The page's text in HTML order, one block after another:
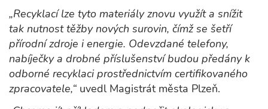
„Recyklací lze tyto materiály znovu využít a snížit
tak nutnost těžby nových surovin, čímž se šetří
přírodní zdroje i energie. Odevzdané telefony,
nabíječky a drobné příslušenství budou předány k
odborné recyklaci prostřednictvím certifikovaného
zpracovatele,“ uvedl Magistrát města Plzeň.